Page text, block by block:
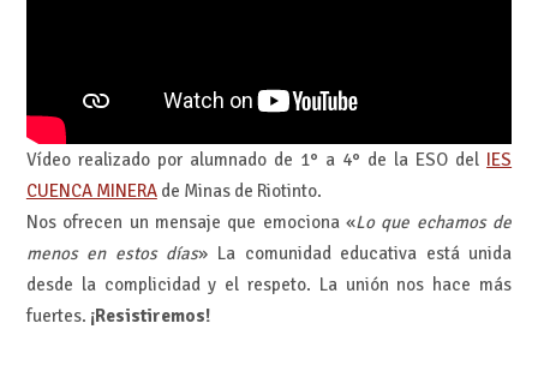
Vídeo realizado por alumnado de 1° a 4° de la ESO del IES
CUENCA MINERAde Minas de Riotinto.
Nos ofrecen un mensaje que emociona «Lo que echamos de
menos en estos días» La comunidad educativa está unida
desde la complicidad y el respeto. La unión nos hace más
fuertes. ¡Resistiremos!